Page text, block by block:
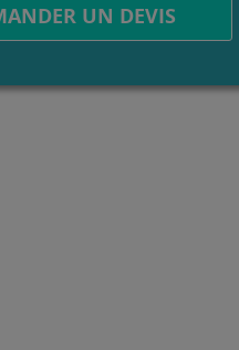
UN DEVIS